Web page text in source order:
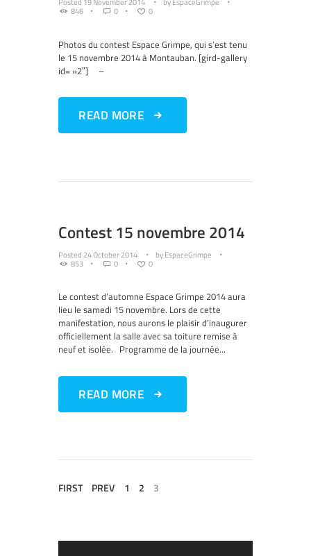
Posted 19 November 2014 byEspaceGrimpe
846
0 0
Photos du contest Espace Grimpe, qui s’est tenu
le 15 novembre 2014 à Montauban. [gird-gallery
id= »2″] –
READ MORE
Contest 15 novembre 2014
Posted 24 October 2014 byEspaceGrimpe
853
0 0
Le contest d’automne Espace Grimpe 2014 aura
lieu le samedi 15 novembre. Lors de cette
manifestation, nous aurons le plaisir d’inaugurer
officiellement la salle avec sa toiture remise à
neuf et isolée. Programme de la journée...
READ MORE
FIRST PREV 1 2 3